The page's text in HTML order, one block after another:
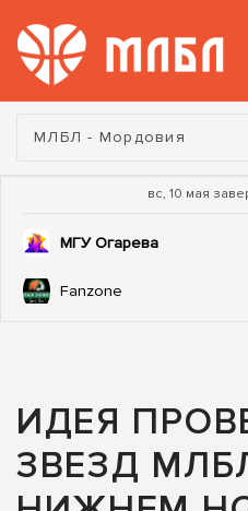
Турнир:
МЛБЛ - Мордовия
вс, 10 мая
МГУ Огарева
Fanzone
ИДЕЯ
ЗВЕЗД